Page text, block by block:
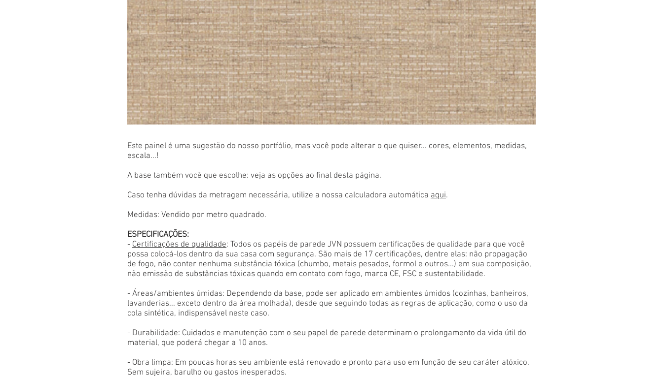
Este painel é uma sugestão do nosso portfólio, mas você pode alterar o que quiser... cores, elementos, medidas,
escala...!
A base também você que escolhe: veja as opções ao final desta página.
Caso tenha dúvidas da metragem necessária, utilize a nossa calculadora automática aqui.
Medidas: Vendido por metro quadrado.
ESPECIFICAÇÕES:
- Certificações de qualidade: Todos os papéis de parede JVN possuem certificações de qualidade para que você
possa colocá-los dentro da sua casa com segurança. São mais de 17 certificações, dentre elas: não propagação
de fogo, não conter nenhuma substância tóxica (chumbo, metais pesados, formol e outros...) em sua composição,
não emissão de substâncias tóxicas quando em contato com fogo, marca CE, FSC e sustentabilidade.
- Áreas/ambientes úmidas: Dependendo da base, pode ser aplicado em ambientes úmidos (cozinhas, banheiros,
lavanderias... exceto dentro da área molhada), desde que seguindo todas as regras de aplicação, como o uso da
cola sintética, indispensável neste caso.
- Durabilidade: Cuidados e manutenção com o seu papel de parede determinam o prolongamento da vida útil do
material, que poderá chegar a 10 anos.
- Obra limpa: Em poucas horas seu ambiente está renovado e pronto para uso em função de seu caráter atóxico.
Sem sujeira, barulho ou gastos inesperados.